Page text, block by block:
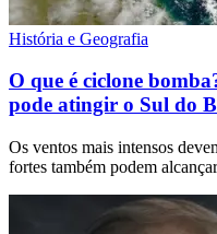
História e Geografia
O que é ciclone
pode atingir o Sul do
Os ventos mais intensos
fortes também podem